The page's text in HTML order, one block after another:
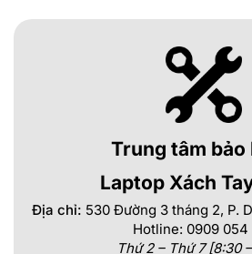
Trung tâm bảo
Laptop Xách
Địa chỉ: 530 Đường 3 tháng 2, P.
Hotline: 0909 054
Thứ 2 – Thứ 7 [8:30